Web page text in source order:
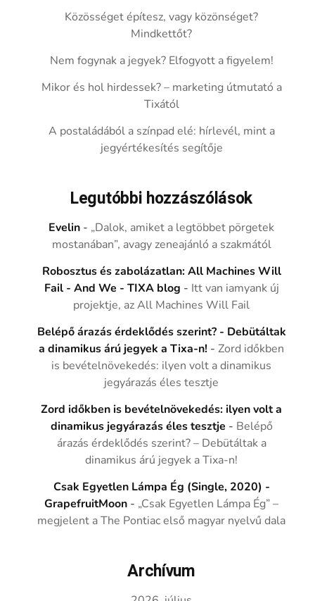
Közösséget építesz, vagy közönséget?
Mindkettőt?
Nem fogynak a jegyek? Elfogyott a figyelem!
Mikor és hol hirdessek? – marketing útmutató a
Tixától
A postaládából a színpad elé: hírlevél, mint a
jegyértékesítés segítője
Legutóbbi hozzászólások
Evelin - „Dalok, amiket a legtöbbet pörgetek
mostanában”, avagy zeneajánló a szakmától
Robosztus és zabolázatlan: All Machines Will
Fail - And We - TIXA blog - Itt van iamyank új
projektje, az All Machines Will Fail
Belépő árazás érdeklődés szerint? - Debütáltak
a dinamikus árú jegyek a Tixa-n! -Zord időkben
is bevételnövekedés: ilyen volt a dinamikus
jegyárazás éles tesztje
Zord időkben is bevételnövekedés: ilyen volt a
dinamikus jegyárazás éles tesztje - Belépő
árazás érdeklődés szerint? – Debütáltak a
dinamikus árú jegyek a Tixa-n!
Csak Egyetlen Lámpa Ég (Single, 2020) -
GrapefruitMoon - „Csak Egyetlen Lámpa Ég” –
megjelent a The Pontiac első magyar nyelvű dala
Archívum